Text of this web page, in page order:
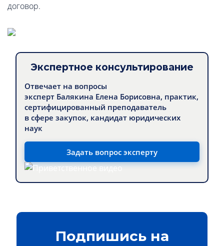
договор.
Экспертное консультирование
Отвечает на вопросы
эксперт Балякина Елена Борисовна, практик,
сертифицированный преподаватель
в сфере закупок, кандидат юридических
наук
Задать вопрос эксперту
Подпишись на